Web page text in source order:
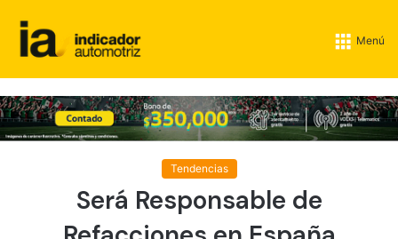
Menú
Tendencias
Será Responsable de